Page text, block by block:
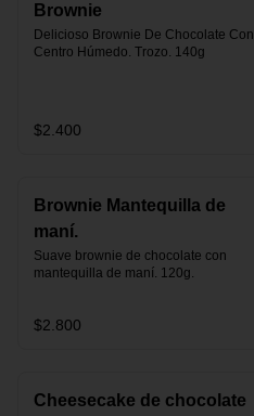
Brownie
Delicioso Brownie De Chocolate Con
Centro Húmedo. Trozo. 140g
$2.400
Brownie Mantequilla de
maní.
Suave brownie de chocolate con
mantequilla de maní. 120g.
$2.800
Cheesecake de chocolate